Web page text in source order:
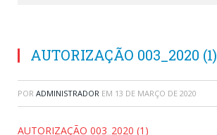
AUTORIZAÇÃO 003_2020 (1)
POR ADMINISTRADOR EM 13 DE MARÇO DE 2020
AUTORIZAÇÃO 003_2020 (1)